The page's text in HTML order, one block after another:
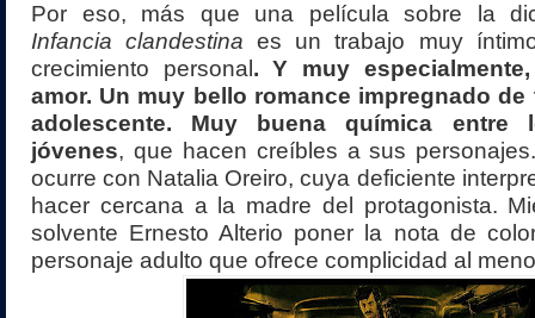
Por eso, más que una película sobre la
Infancia clandestina es un trabajo muy
crecimiento personal . Y muy
amor. Un muy bello romance impregnado
adolescente. Muy buena química entre
jóvenes, que hacen creíbles a sus
ocurre con Natalia Oreiro, cuya deficiente
hacer cercana a la madre del protagonista.
solvente Ernesto Alterio poner la nota de
personaje adulto que ofrece complicidad al